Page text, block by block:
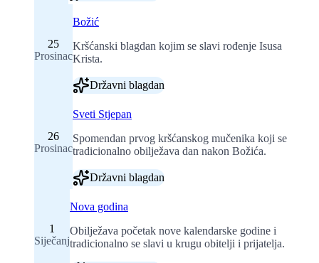
25
Prosinac
Božić
Kršćanski blagdan kojim se slavi rođenje Isusa
Krista.
Državni blagdan
26
Prosinac
Sveti Stjepan
Spomendan prvog kršćanskog mučenika koji se
tradicionalno obilježava dan nakon Božića.
Državni blagdan
1
Siječanj
Nova godina
Obilježava početak nove kalendarske godine i
tradicionalno se slavi u krugu obitelji i prijatelja.